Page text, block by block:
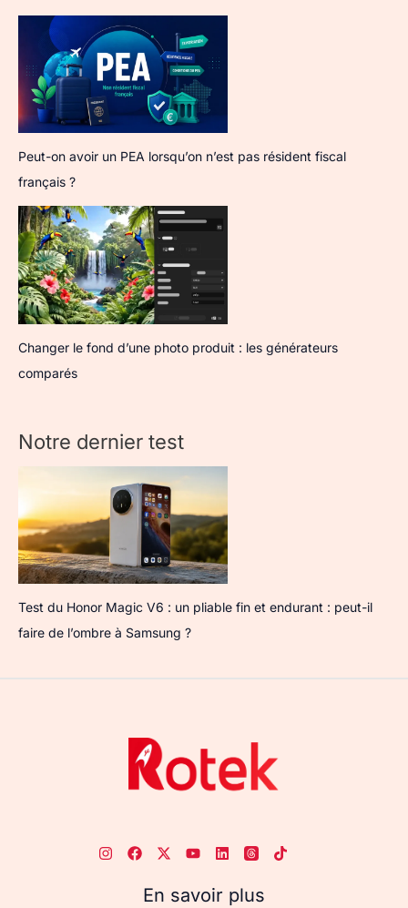
Peut-on avoir un PEA lorsqu’on n’est pas résident fiscal
français ?
Changer le fond d’une photo produit : les générateurs
comparés
Notre dernier test
Test du Honor Magic V6 : un pliable fin et endurant : peut-il
faire de l’ombre à Samsung ?
En savoir plus